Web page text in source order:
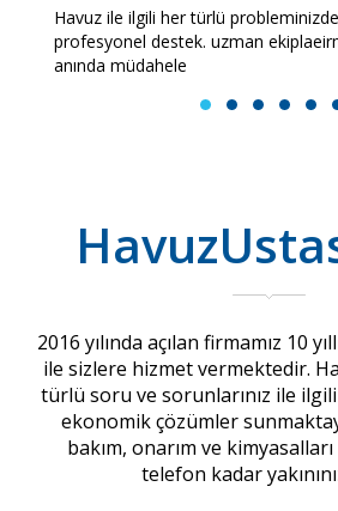
Havuz ile ilgili her türlü probleminizde
profesyonel destek. uzman
anında müdahele
1 2 3 4 5
2016 yılında açılan firmamız 10
ile sizlere hizmet vermektedir.
türlü soru ve sorunlarınız ile ilgili
ekonomik çözümler
bakım, onarım ve
telefon kadar